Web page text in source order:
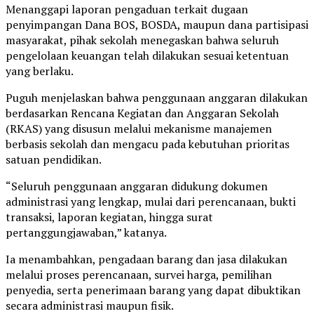
Menanggapi laporan pengaduan terkait dugaan
penyimpangan Dana BOS, BOSDA, maupun dana partisipasi
masyarakat, pihak sekolah menegaskan bahwa seluruh
pengelolaan keuangan telah dilakukan sesuai ketentuan
yang berlaku.
Puguh menjelaskan bahwa penggunaan anggaran dilakukan
berdasarkan Rencana Kegiatan dan Anggaran Sekolah
(RKAS) yang disusun melalui mekanisme manajemen
berbasis sekolah dan mengacu pada kebutuhan prioritas
satuan pendidikan.
“Seluruh penggunaan anggaran didukung dokumen
administrasi yang lengkap, mulai dari perencanaan, bukti
transaksi, laporan kegiatan, hingga surat
pertanggungjawaban,” katanya.
Ia menambahkan, pengadaan barang dan jasa dilakukan
melalui proses perencanaan, survei harga, pemilihan
penyedia, serta penerimaan barang yang dapat dibuktikan
secara administrasi maupun fisik.